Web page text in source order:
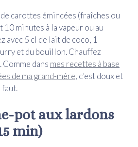
carottes émincées (fraîches ou
10 minutes à la vapeur ou au
avec 5 cl de lait de coco, 1
et du bouillon. Chauffez
dans mes recettes à base
de ma grand-mère, c’est doux et
faut.
pot aux lardons
min)